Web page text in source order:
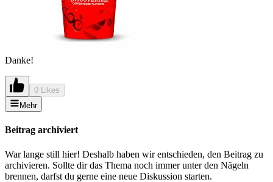
Danke!
0 Likes
Mehr
Beitrag archiviert
War lange still hier! Deshalb haben wir entschieden, den Beitrag zu
archivieren. Sollte dir das Thema noch immer unter den Nägeln
brennen, darfst du gerne eine neue Diskussion starten.